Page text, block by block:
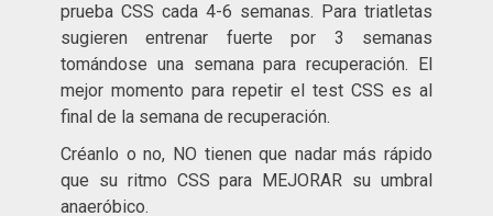
prueba CSS cada 4-6 semanas. Para triatletas
sugieren entrenar fuerte por 3 semanas
tomándose una semana para recuperación. El
mejor momento para repetir el test CSS es al
final de la semana de recuperación.
Créanlo o no, NO tienen que nadar más rápido
que su ritmo CSS para MEJORAR su umbral
anaeróbico.